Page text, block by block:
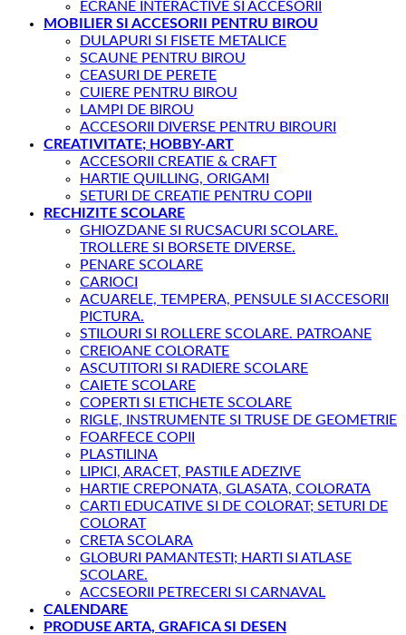
ECRANE INTERACTIVE SI ACCESORII
MOBILIER SI ACCESORII PENTRU BIROU
DULAPURI SI FISETE METALICE
SCAUNE PENTRU BIROU
CEASURI DE PERETE
CUIERE PENTRU BIROU
LAMPI DE BIROU
ACCESORII DIVERSE PENTRU BIROURI
CREATIVITATE; HOBBY-ART
ACCESORII CREATIE & CRAFT
HARTIE QUILLING, ORIGAMI
SETURI DE CREATIE PENTRU COPII
RECHIZITE SCOLARE
GHIOZDANE SI RUCSACURI SCOLARE.
TROLLERE SI BORSETE DIVERSE.
PENARE SCOLARE
CARIOCI
ACUARELE, TEMPERA, PENSULE SI ACCESORII
PICTURA.
STILOURI SI ROLLERE SCOLARE. PATROANE
CREIOANE COLORATE
ASCUTITORI SI RADIERE SCOLARE
CAIETE SCOLARE
COPERTI SI ETICHETE SCOLARE
RIGLE, INSTRUMENTE SI TRUSE DE GEOMETRIE
FOARFECE COPII
PLASTILINA
LIPICI, ARACET, PASTILE ADEZIVE
HARTIE CREPONATA, GLASATA, COLORATA
CARTI EDUCATIVE SI DE COLORAT; SETURI DE
COLORAT
CRETA SCOLARA
GLOBURI PAMANTESTI; HARTI SI ATLASE
SCOLARE.
ACCSEORII PETRECERI SI CARNAVAL
CALENDARE
PRODUSE ARTA, GRAFICA SI DESEN